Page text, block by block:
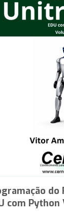
do
com Python